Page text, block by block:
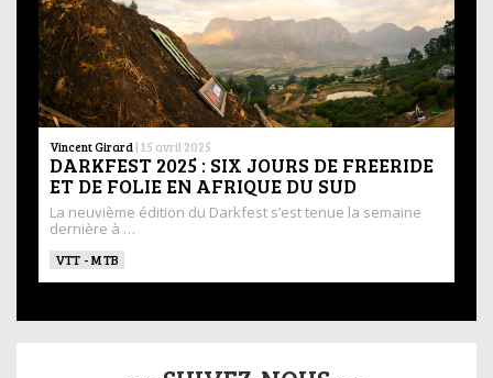
Vincent Girard | 15 avril 2025
DARKFEST 2025 : SIX JOURS DE FREERIDE
ET DE FOLIE EN AFRIQUE DU SUD
La neuvième édition du Darkfest s’est tenue la semaine
dernière à …
VTT - MTB